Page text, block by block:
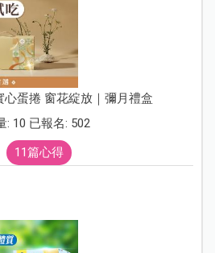
心蛋捲 窗花綻放｜彌月禮盒
: 10 已報名: 502
11篇心得